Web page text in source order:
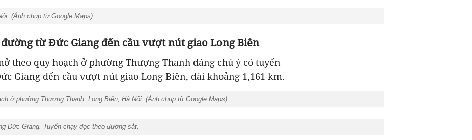
(Ảnh chụp từ Google Maps).
đường từ Đức Giang đến cầu vượt nút giao Long Biên
theo quy hoạch ở phường Thượng Thanh đáng chú ý có tuyến
Giang đến cầu vượt nút giao Long Biên, dài khoảng 1,161 km.
ở phường Thượng Thanh, Long Biên, Hà Nội. (Ảnh chụp từ Google Maps).
Đức Giang. Tuyến chạy dọc theo đường sắt.